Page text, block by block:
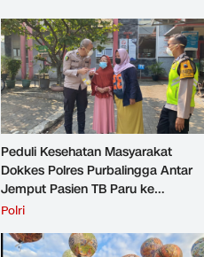
Peduli Kesehatan Masyarakat
Dokkes Polres Purbalingga Antar
Jemput Pasien TB Paru ke
Puskesmas
Polri